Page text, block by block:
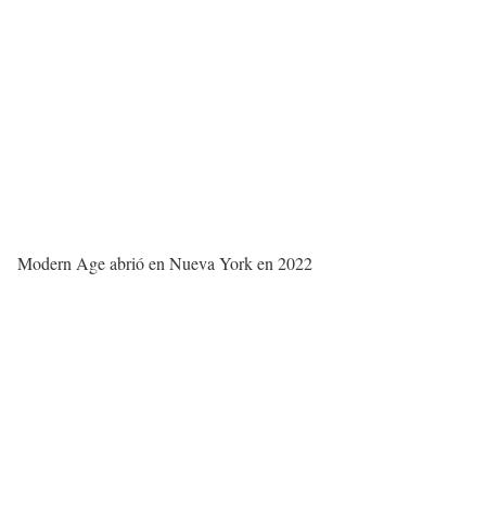
Modern Age abrió en Nueva York en 2022